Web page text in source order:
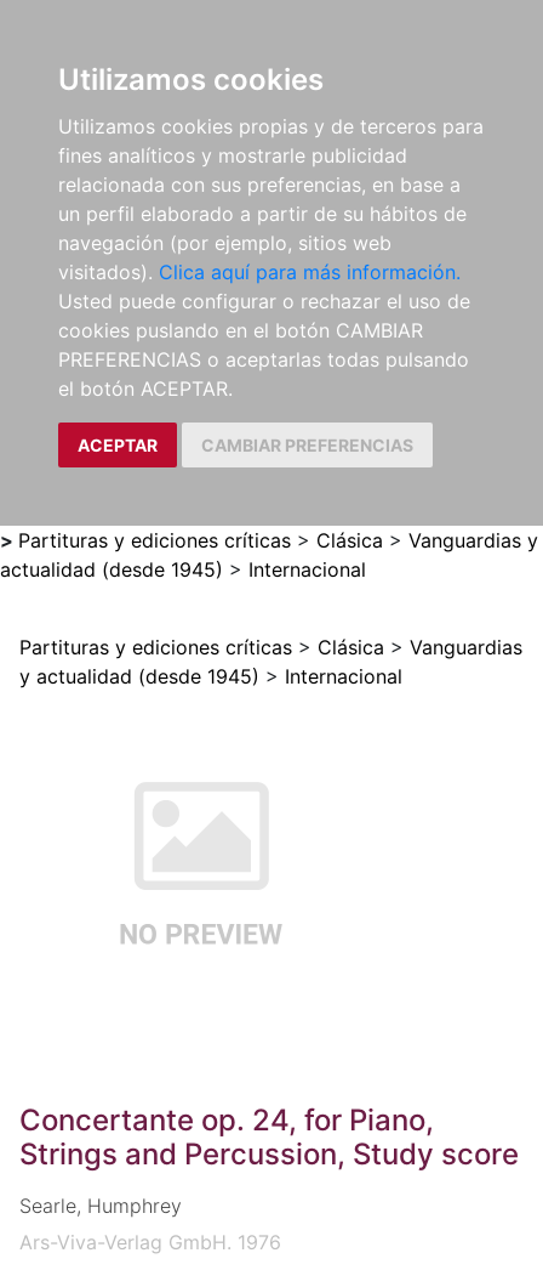
Utilizamos cookies
Utilizamos cookies propias y de terceros para
fines analíticos y mostrarle publicidad
relacionada con sus preferencias, en base a
un perfil elaborado a partir de su hábitos de
navegación (por ejemplo, sitios web
visitados). Clica aquí para más información.
Usted puede configurar o rechazar el uso de
cookies puslando en el botón CAMBIAR
PREFERENCIAS o aceptarlas todas pulsando
el botón ACEPTAR.
ACEPTAR CAMBIAR PREFERENCIAS
> Partituras y ediciones críticas > Clásica > Vanguardias y
actualidad (desde 1945) > Internacional
Partituras y ediciones críticas > Clásica > Vanguardias
y actualidad (desde 1945) > Internacional
Concertante op. 24, for Piano,
Strings and Percussion, Study score
Searle, Humphrey
Ars-Viva-Verlag GmbH. 1976